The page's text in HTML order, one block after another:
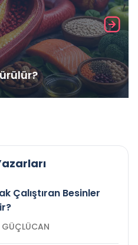
Çalıştıran Besinler
Zeynep GÜÇLÜCAN